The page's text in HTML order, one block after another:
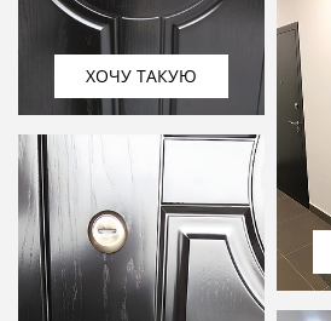
ХОЧУ ТАКУЮ